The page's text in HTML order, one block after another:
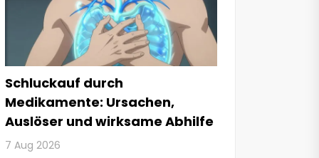
Schluckauf durch
Medikamente: Ursachen,
Auslöser und wirksame Abhilfe
7 Aug 2026